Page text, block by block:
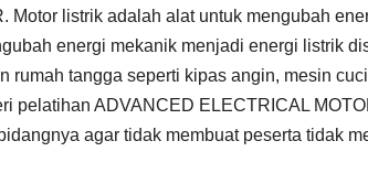
Motor listrik adalah alat untuk mengubah
energi mekanik menjadi energi listrik
rumah tangga seperti kipas angin, mesin
pelatihan ADVANCED ELECTRICAL
agar tidak membuat peserta tidak